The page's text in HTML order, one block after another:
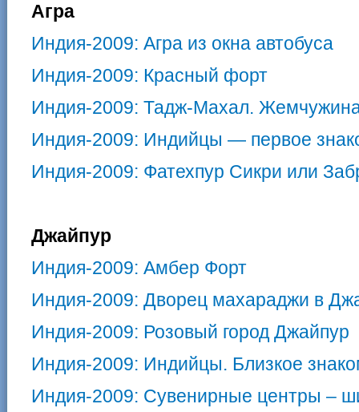
Агра
Индия-2009: Агра из окна автобуса
Индия-2009: Красный форт
Индия-2009: Тадж-Махал.
Индия-2009: Индийцы — первое
Индия-2009: Фатехпур Сикри или
Джайпур
Индия-2009: Амбер Форт
Индия-2009: Дворец махараджи в
Индия-2009: Розовый город Джайпур
Индия-2009: Индийцы. Близкое
Индия-2009: Сувенирные центры –